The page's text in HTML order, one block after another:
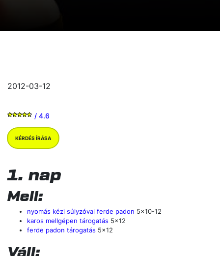
2012-03-12
/ 4.6
KÉRDÉS ÍRÁSA
1. nap
Mell:
nyomás kézi súlyzóval ferde padon 5x10-12
karos mellgépen tárogatás 5x12
ferde padon tárogatás 5x12
Váll: